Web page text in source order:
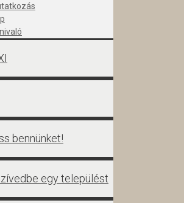
bennünket!
egy települést